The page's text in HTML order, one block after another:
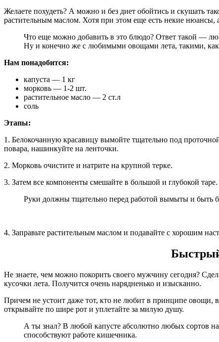
Желаете похудеть? А можно и без диет обойтись и скушать
растительным маслом. Хотя при этом еще есть некие нюансы,
Что еще можно добавить в это блюдо? Ответ такой —
Ну и конечно же с любимыми овощами лета, такими,
Нам понадобится:
капуста — 1 кг
морковь — 1-2 шт.
растительное масло — 2 ст.л
соль
Этапы:
1. Белокочанную красавицу вымойте тщательно под
повара, нашинкуйте на ленточки.
2. Морковь очистите и натрите на крупной терке.
3. Затем все компоненты смешайте в большой и глубокой
Руки должны тщательно перед работой вымыты и быть
4. Заправьте растительным маслом и подавайте с хорошим
Быстрый
Не знаете, чем можно покорить своего мужчину сегодня?
кусочки лета. Получится очень нарядненько и изысканно.
Причем не устоит даже тот, кто не любит в принципе овощи,
открывайте по шире рот и уплетайте за милую душу.
А ты знал? В любой капусте абсолютно любых сортов
способствуют работе кишечника.